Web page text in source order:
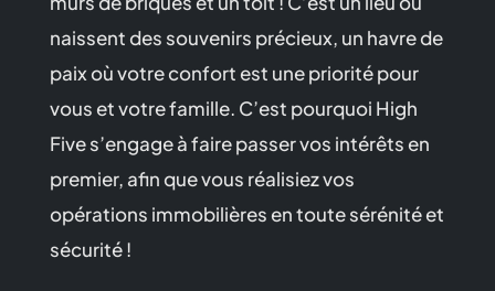
naissent des souvenirs précieux, un havre de
paix où votre confort est une priorité pour
vous et votre famille. C’est pourquoi High
Five s’engage à faire passer vos intérêts en
premier, afin que vous réalisiez vos
opérations immobilières en toute sérénité et
sécurité !